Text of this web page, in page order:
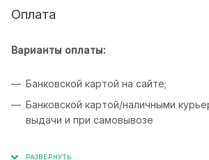
Оплата
Варианты оплаты:
Банковской картой на сайте;
Банковской картой/наличными
выдачи и при самовывозе